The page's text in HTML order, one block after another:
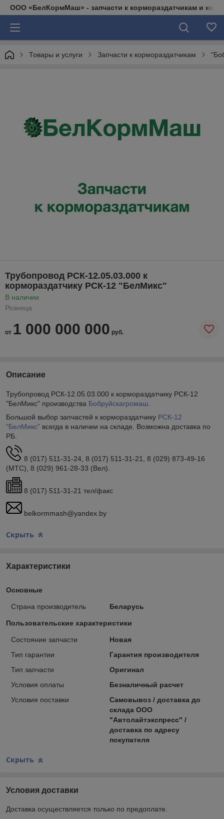
ООО «БелКормМаш» - запчасти к кормораздатчикам и
Товары и услуги Запчасти к кормораздатчикам
Трубопровод РСК-12.05.03.000 к
кормораздатчику РСК-12 "БелМикс"
В наличии
Розница
от 1 000 000 000 руб.
Описание
Трубопровод РСК-12.05.03.000 к кормораздатчику РСК-12
"БелМикс" производства Бобруйскагромаш
Большой выбор запчастей к кормораздатчику РСК-12
"БелМикс" всегда в наличии на складе. Возможна доставка по
РБ.
8 (017) 511-31-24, 8 (017) 511-31-21, 8 (029) 873-49-16
(МТС), 8 (029) 961-28-33 (Вел).
8 (017) 511-31-21 тел/факс
belkormmash@yandex.by
Скрыть
Характеристики
Основные
Страна производитель Беларусь
Пользовательские характеристики
Состояние запчасти
Новая
Тип гарантии
Гарантия производителя
Тип запчасти
Оригинал
Условия оплаты
Безналичный расчет
Условия поставки
Самовывоз / доставка до
склада ООО
"Автолайтэкспресс" /
доставка по адресу
покупателя
Скрыть
Условия доставки
Доставка осуществляется только по предоплате.